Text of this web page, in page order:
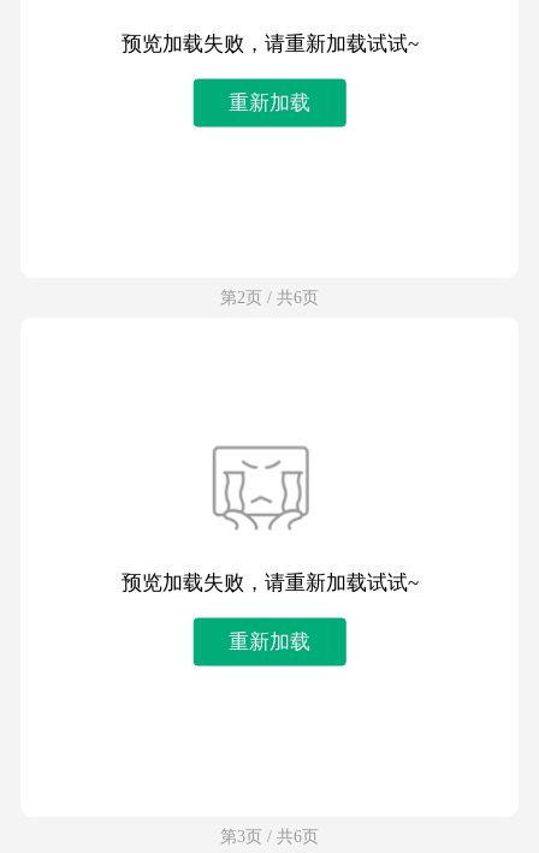
预览加载失败，请重新加载试试~
重新加载
第2页 / 共6页
预览加载失败，请重新加载试试~
重新加载
第3页 / 共6页